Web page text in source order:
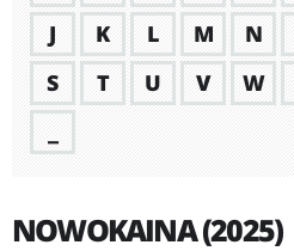
J
K L M N
S
T U V W
NOWOKAINA (2025)